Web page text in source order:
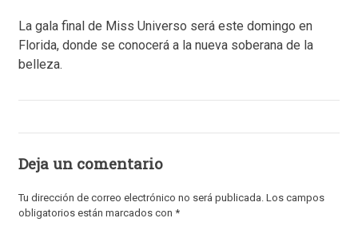
La gala final de Miss Universo será este domingo en
Florida, donde se conocerá a la nueva soberana de la
belleza.
Deja un comentario
Tu dirección de correo electrónico no será publicada. Los campos
obligatorios están marcados con *